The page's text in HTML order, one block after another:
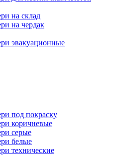
на склад
на чердак
эвакуационные
под покраску
коричневые
серые
белые
технические